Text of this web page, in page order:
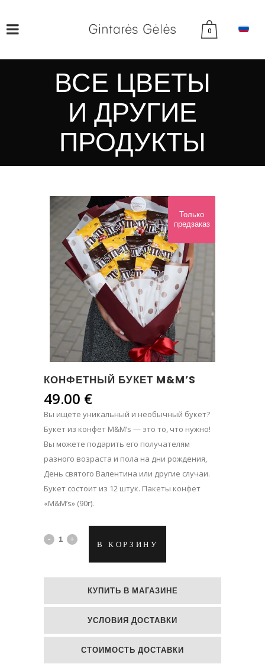
0
ВСЕ ЦВЕТЫ
И ДРУГИЕ
ПРОДУКТЫ
Только
предзаказ
КОНФЕТНЫЙ БУКЕТ M&M’S
49.00 €
Вы ищете уникальный и необычный букет?
Букет из конфет M&M’s — это то, что нужно!
Вы можете подарить его получателям
разного возраста и пола на дни рождения,
День святого Валентина или другие случаи.
Букет состоит из 12 штук. Пакеты конфет
«M&M’s» (90г).
Конфетный
quantity
В КОРЗИНУ
КУПИТЬ В МАГАЗИНЕ
УСЛОВИЯ ДОСТАВКИ
СТОИМОСТЬ ДОСТАВКИ